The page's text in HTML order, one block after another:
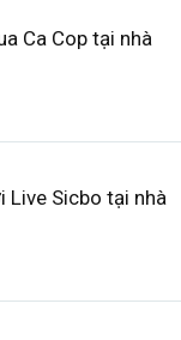
Ca Cop tại nhà
Sicbo tại nhà